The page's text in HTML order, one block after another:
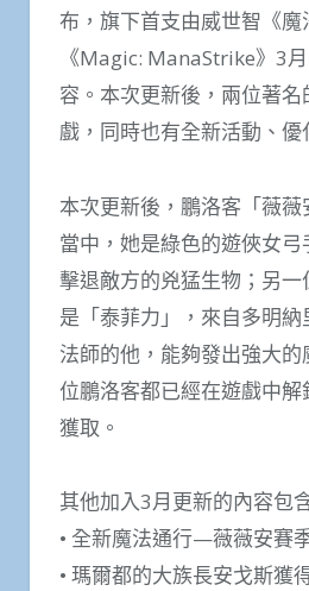
布，旗下首支由威世智《
《Magic: ManaStrike》3
容。本次更新後，兩位著
戲，同時也有全新活動、優
本次更新後，鵬洛客「薇
當中，她是綠色的遊俠女
擊退敵方的兇猛生物；另
是「泰菲力」，來自多明
法師的他，能夠發出強大
位鵬洛客都已經在遊戲中
獲取。
其他加入3月更新的內容包
• 全新魔法通行—薇薇安賽
• 瑪爾都的大族長安戈斯獲